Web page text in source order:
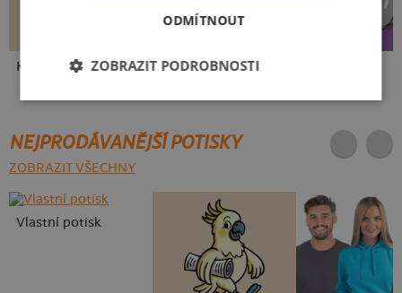
Kakat-du V pressu
NEJPRODÁVANĚJŠÍ POTISKY
ZOBRAZIT VŠECHNY
Vlastní potisk
ODMÍTNOUT
ZOBRAZIT PODROBNOSTI